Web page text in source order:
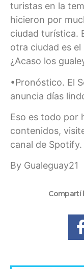
turistas en la
hicieron por
ciudad turística.
otra ciudad es
¿Acaso los
•Pronóstico. El
anuncia días
Eso es todo por
contenidos,
canal de Spotify.
By Gualeguay21
Compartí